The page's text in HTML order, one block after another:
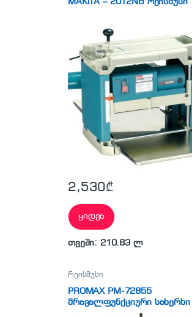
2,530₾
ყიდვა
თვეში: 210.83 ლ
რეისმუსი
PROMAX PM-72855
მრავალფუნქციური სახერხი